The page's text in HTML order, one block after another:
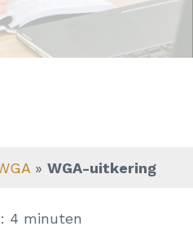
» WGA-uitkering
4 minuten